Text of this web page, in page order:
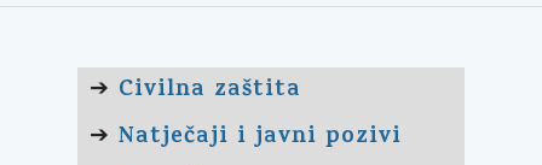
➔ Civilna zaštita
➔ Natječaji i javni pozivi